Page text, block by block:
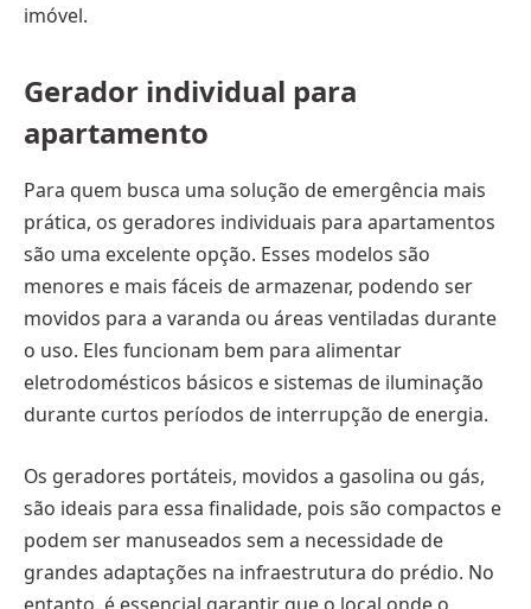
imóvel.
Gerador individual para
apartamento
Para quem busca uma solução de emergência mais
prática, os geradores individuais para apartamentos
são uma excelente opção. Esses modelos são
menores e mais fáceis de armazenar, podendo ser
movidos para a varanda ou áreas ventiladas durante
o uso. Eles funcionam bem para alimentar
eletrodomésticos básicos e sistemas de iluminação
durante curtos períodos de interrupção de energia.
Os geradores portáteis, movidos a gasolina ou gás,
são ideais para essa finalidade, pois são compactos e
podem ser manuseados sem a necessidade de
grandes adaptações na infraestrutura do prédio. No
entanto, é essencial garantir que o local onde o